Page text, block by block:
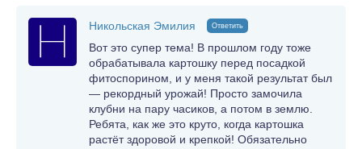
Никольская Эмилия Ответить
Вот это супер тема! В прошлом году тоже
обрабатывала картошку перед посадкой
фитоспорином, и у меня такой результат был
— рекордный урожай! Просто замочила
клубни на пару часиков, а потом в землю.
Ребята, как же это круто, когда картошка
растёт здоровой и крепкой! Обязательно